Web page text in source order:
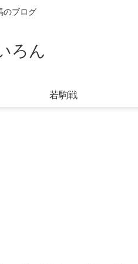
のブログ
ろん
若駒戦